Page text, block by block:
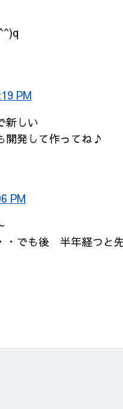
PM
新しい
開発して作ってね♪
PM
・でも後 半年経つと